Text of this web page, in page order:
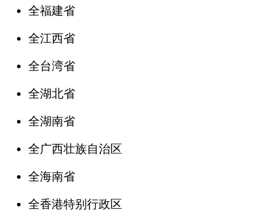
全福建省
全江西省
全台湾省
全湖北省
全湖南省
全广西壮族自治区
全海南省
全香港特别行政区